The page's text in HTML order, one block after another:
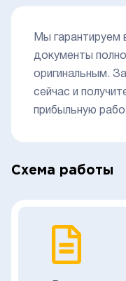
Мы гарантируем
документы
оригинальным.
сейчас и
прибыльную
Схема работы